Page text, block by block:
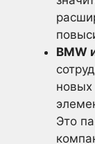
BMW
новых
Это